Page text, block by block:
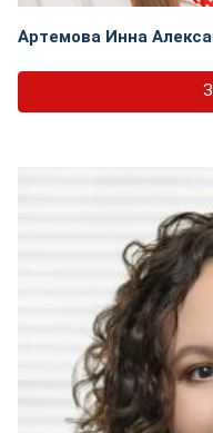
Артемова Инна